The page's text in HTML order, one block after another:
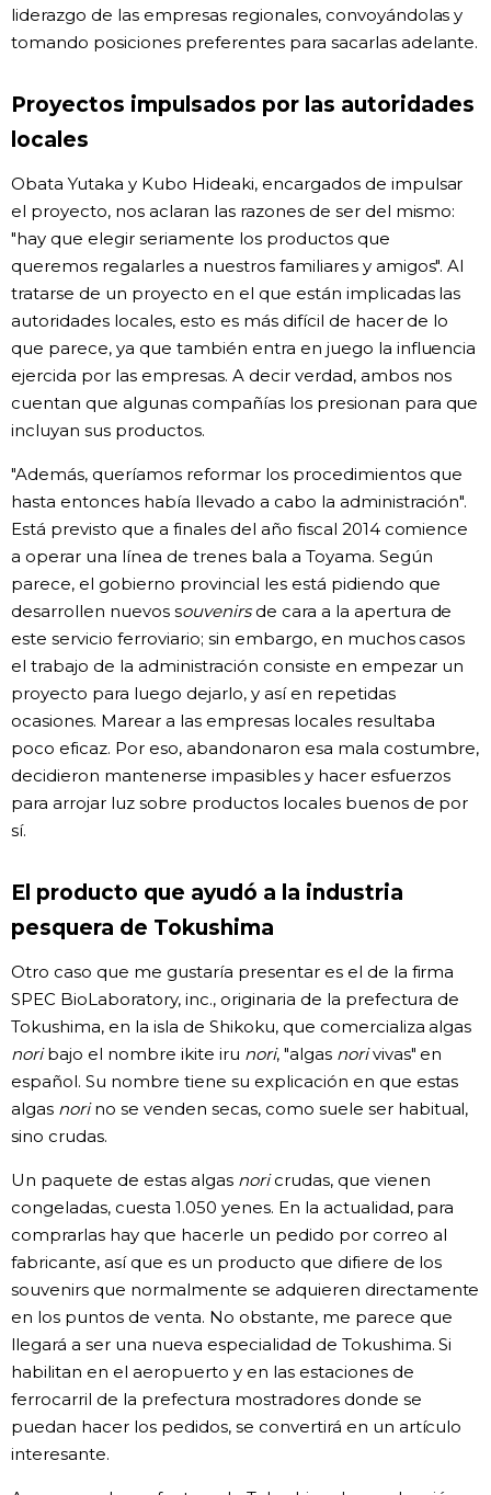
liderazgo de las empresas regionales, convoyándolas y
tomando posiciones preferentes para sacarlas adelante.
Proyectos impulsados por las autoridades
locales
Obata Yutaka y Kubo Hideaki, encargados de impulsar
el proyecto, nos aclaran las razones de ser del mismo:
"hay que elegir seriamente los productos que
queremos regalarles a nuestros familiares y amigos". Al
tratarse de un proyecto en el que están implicadas las
autoridades locales, esto es más difícil de hacer de lo
que parece, ya que también entra en juego la influencia
ejercida por las empresas. A decir verdad, ambos nos
cuentan que algunas compañías los presionan para que
incluyan sus productos.
"Además, queríamos reformar los procedimientos que
hasta entonces había llevado a cabo la administración".
Está previsto que a finales del año fiscal 2014 comience
a operar una línea de trenes bala a Toyama. Según
parece, el gobierno provincial les está pidiendo que
desarrollen nuevos souvenirsde cara a la apertura de
este servicio ferroviario; sin embargo, en muchos casos
el trabajo de la administración consiste en empezar un
proyecto para luego dejarlo, y así en repetidas
ocasiones. Marear a las empresas locales resultaba
poco eficaz. Por eso, abandonaron esa mala costumbre,
decidieron mantenerse impasibles y hacer esfuerzos
para arrojar luz sobre productos locales buenos de por
sí.
El producto que ayudó a la industria
pesquera de Tokushima
Otro caso que me gustaría presentar es el de la firma
SPEC BioLaboratory, inc., originaria de la prefectura de
Tokushima, en la isla de Shikoku, que comercializa algas
noribajo el nombre ikite iru nori, "algas norivivas" en
español. Su nombre tiene su explicación en que estas
algas norino se venden secas, como suele ser habitual,
sino crudas.
Un paquete de estas algas noricrudas, que vienen
congeladas, cuesta 1.050 yenes. En la actualidad, para
comprarlas hay que hacerle un pedido por correo al
fabricante, así que es un producto que difiere de los
souvenirs que normalmente se adquieren directamente
en los puntos de venta. No obstante, me parece que
llegará a ser una nueva especialidad de Tokushima. Si
habilitan en el aeropuerto y en las estaciones de
ferrocarril de la prefectura mostradores donde se
puedan hacer los pedidos, se convertirá en un artículo
interesante.